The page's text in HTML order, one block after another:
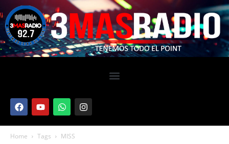
Home Tags MISS